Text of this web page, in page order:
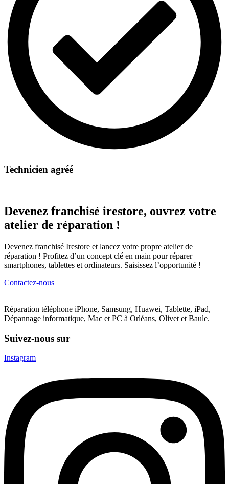
Technicien agréé
Devenez franchisé irestore, ouvrez votre
atelier de réparation !
Devenez franchisé Irestore et lancez votre propre atelier de
réparation ! Profitez d’un concept clé en main pour réparer
smartphones, tablettes et ordinateurs. Saisissez l’opportunité !
Contactez-nous
Réparation téléphone iPhone, Samsung, Huawei, Tablette, iPad,
Dépannage informatique, Mac et PC à Orléans, Olivet et Baule.
Suivez-nous sur
Instagram